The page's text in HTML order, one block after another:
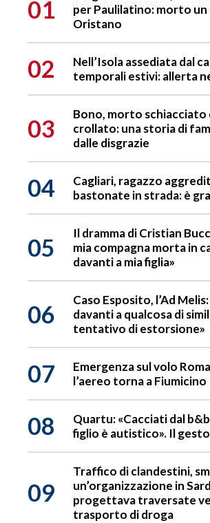
01
per Paulilatino: morto un
Oristano
02
Nell’Isola assediata dal
temporali estivi: allerta
03
Bono, morto schiacciato
crollato: una storia di
dalle disgrazie
04
Cagliari, ragazzo
bastonate in strada: è
05
Il dramma di Cristian
mia compagna morta in
davanti a mia figlia»
06
Caso Esposito, l’Ad
davanti a qualcosa di
tentativo di estorsione»
07
Emergenza sul volo
l’aereo torna a Fiumicino
08
Quartu: «Cacciati dal
figlio è autistico». Il
09
Traffico di clandestini,
un’organizzazione in
progettava traversate
trasporto di droga